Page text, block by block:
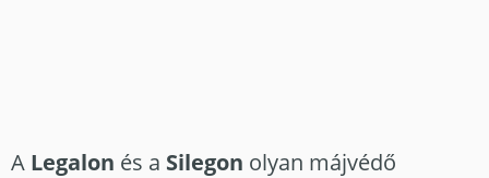
A Legalon és a Silegon olyan májvédő